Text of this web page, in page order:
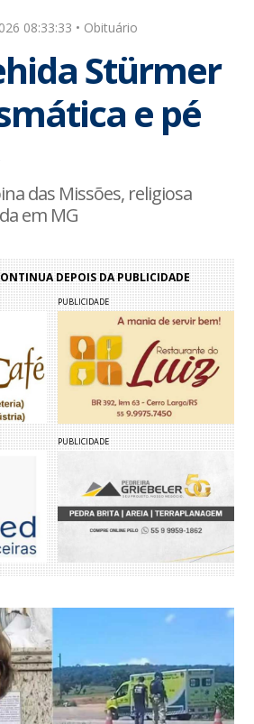
08:33:33 • Obituário
Stürmer
e pé
das Missões, religiosa
em MG
DEPOIS DA PUBLICIDADE
PUBLICIDADE
PUBLICIDADE